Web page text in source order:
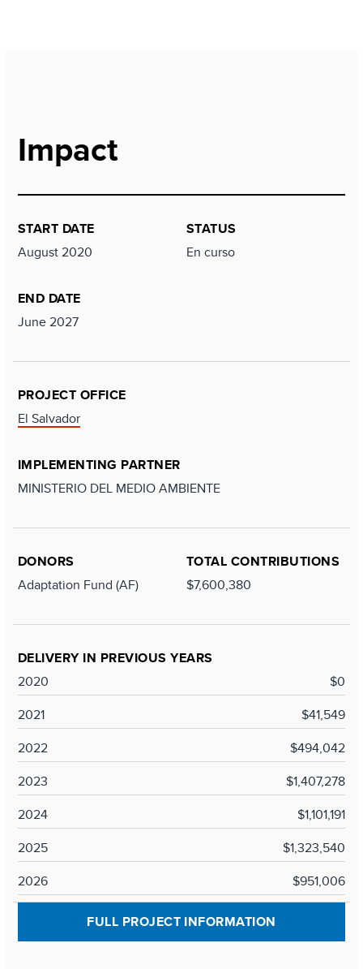
Impact
START DATE
August 2020
END DATE
June 2027
STATUS
En curso
PROJECT OFFICE
El Salvador
IMPLEMENTING PARTNER
MINISTERIO DEL MEDIO AMBIENTE
DONORS
Adaptation Fund (AF)
TOTAL CONTRIBUTIONS
$7,600,380
DELIVERY IN PREVIOUS YEARS
2020
$0
2021
$41,549
2022
$494,042
2023
$1,407,278
2024
$1,101,191
2025
$1,323,540
2026
$951,006
FULL PROJECT INFORMATION